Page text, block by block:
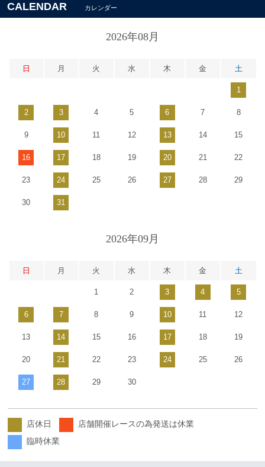
CALENDAR カレンダー
2026年08月
日 月 火 水 木 金 土
1
2 3 4 5 6 7 8
9 10 11 12 13 14 15
16 17 18 19 20 21 22
23 24 25 26 27 28 29
30 31
2026年09月
日 月 火 水 木 金 土
1 2 3 4 5
6 7 8 9 10 11 12
13 14 15 16 17 18 19
20 21 22 23 24 25 26
27 28 29 30
店休日
店舗開催レースの為発送は休業
臨時休業